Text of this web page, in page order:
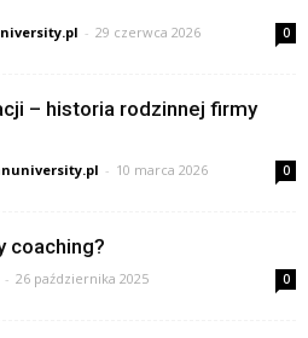
- 29 czerwca 2026 0
– historia rodzinnej firmy
- 10 marca 2026 0
coaching?
- 26 października 2025 0